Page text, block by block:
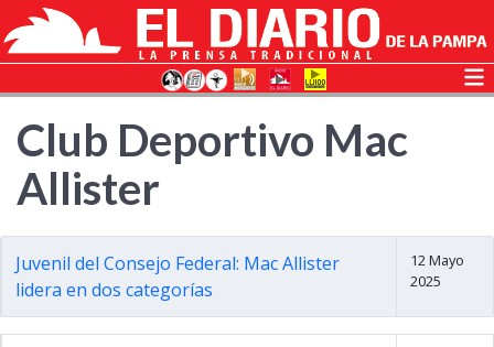
Club Deportivo Mac
Allister
Juvenil del Consejo Federal: Mac Allister
lidera en dos categorías
12 Mayo
2025